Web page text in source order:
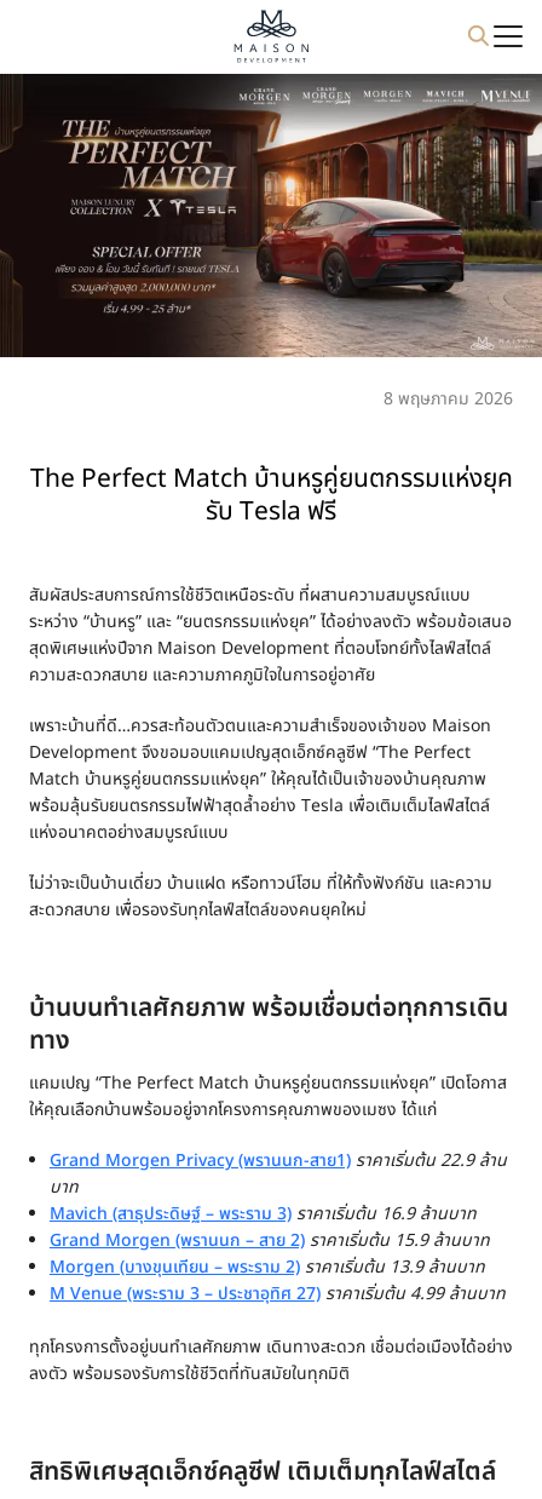
content
8 พฤษภาคม 2026
The Perfect Match บ้านหรูคู่ยนตกรรมแห่งยุค
รับ Tesla ฟรี
สัมผัสประสบการณ์การใช้ชีวิตเหนือระดับ ที่ผสานความสมบูรณ์แบบ
ระหว่าง “บ้านหรู” และ “ยนตรกรรมแห่งยุค” ได้อย่างลงตัว พร้อมข้อเสนอ
สุดพิเศษแห่งปีจาก Maison Development ที่ตอบโจทย์ทั้งไลฟ์สไตล์
ความสะดวกสบาย และความภาคภูมิใจในการอยู่อาศัย
เพราะบ้านที่ดี…ควรสะท้อนตัวตนและความสำเร็จของเจ้าของ Maison
Development จึงขอมอบแคมเปญสุดเอ็กซ์คลูซีฟ “The Perfect
Match บ้านหรูคู่ยนตกรรมแห่งยุค” ให้คุณได้เป็นเจ้าของบ้านคุณภาพ
พร้อมลุ้นรับยนตรกรรมไฟฟ้าสุดล้ำอย่าง Tesla เพื่อเติมเต็มไลฟ์สไตล์
แห่งอนาคตอย่างสมบูรณ์แบบ
ไม่ว่าจะเป็นบ้านเดี่ยว บ้านแฝด หรือทาวน์โฮม ที่ให้ทั้งฟังก์ชัน และความ
สะดวกสบาย เพื่อรองรับทุกไลฟ์สไตล์ของคนยุคใหม่
บ้านบนทำเลศักยภาพ พร้อมเชื่อมต่อทุกการเดิน
ทาง
แคมเปญ “The Perfect Match บ้านหรูคู่ยนตกรรมแห่งยุค” เปิดโอกาส
ให้คุณเลือกบ้านพร้อมอยู่จากโครงการคุณภาพของเมซง ได้แก่
Grand Morgen Privacy (พรานนก-สาย1)ราคาเริ่มต้น 22.9 ล้าน
บาท
Mavich (สาธุประดิษฐ์ – พระราม 3)ราคาเริ่มต้น 16.9 ล้านบาท
Grand Morgen (พรานนก – สาย 2)ราคาเริ่มต้น 15.9 ล้านบาท
Morgen (บางขุนเทียน – พระราม 2)ราคาเริ่มต้น 13.9 ล้านบาท
M Venue (พระราม 3 – ประชาอุทิศ 27)ราคาเริ่มต้น 4.99 ล้านบาท
ทุกโครงการตั้งอยู่บนทำเลศักยภาพ เดินทางสะดวก เชื่อมต่อเมืองได้อย่าง
ลงตัว พร้อมรองรับการใช้ชีวิตที่ทันสมัยในทุกมิติ
สิทธิพิเศษสุดเอ็กซ์คลูซีฟ เติมเต็มทุกไลฟ์สไตล์